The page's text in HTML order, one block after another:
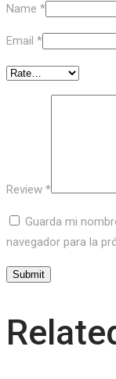
Name *
Email *
Review *
Guarda mi
navegador para la